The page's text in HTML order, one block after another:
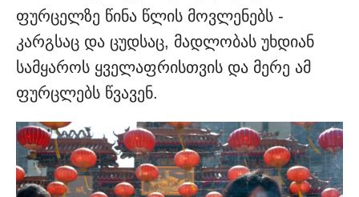
ფურცელზე წინა წლის მოვლენებს -
კარგსაც და ცუდსაც, მადლობას უხდიან
სამყაროს ყველაფრისთვის და მერე ამ
ფურცლებს წვავენ.